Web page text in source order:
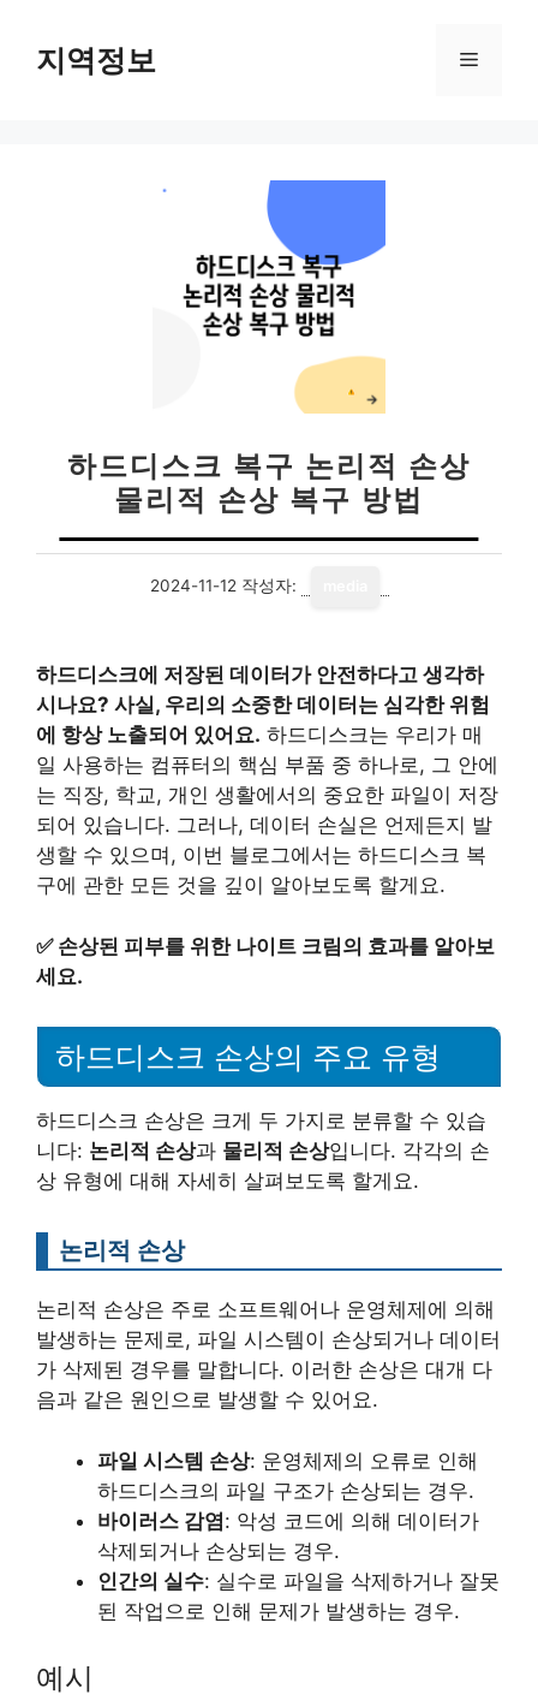
지역정보 메
하드디스크 복구 논리적 손상
물리적 손상 복구 방법
2024-11-12 작성자:
하드디스크에 저장된 데이터가 안전하다고 생각하
시나요? 사실, 우리의 소중한 데이터는 심각한 위험
에 항상 노출되어 있어요. 하드디스크는 우리가 매
일 사용하는 컴퓨터의 핵심 부품 중 하나로, 그 안에
는 직장, 학교, 개인 생활에서의 중요한 파일이 저장
되어 있습니다. 그러나, 데이터 손실은 언제든지 발
생할 수 있으며, 이번 블로그에서는 하드디스크 복
구에 관한 모든 것을 깊이 알아보도록 할게요.
✅ 손상된 피부를 위한 나이트 크림의 효과를 알아보
세요.
하드디스크 손상의 주요 유형
하드디스크 손상은 크게 두 가지로 분류할 수 있습
니다: 논리적 손상과 물리적 손상입니다. 각각의 손
상 유형에 대해 자세히 살펴보도록 할게요.
논리적 손상
논리적 손상은 주로 소프트웨어나 운영체제에 의해
발생하는 문제로, 파일 시스템이 손상되거나 데이터
가 삭제된 경우를 말합니다. 이러한 손상은 대개 다
음과 같은 원인으로 발생할 수 있어요.
파일 시스템 손상: 운영체제의 오류로 인해
하드디스크의 파일 구조가 손상되는 경우.
바이러스 감염: 악성 코드에 의해 데이터가
삭제되거나 손상되는 경우.
인간의 실수: 실수로 파일을 삭제하거나 잘못
된 작업으로 인해 문제가 발생하는 경우.
예시